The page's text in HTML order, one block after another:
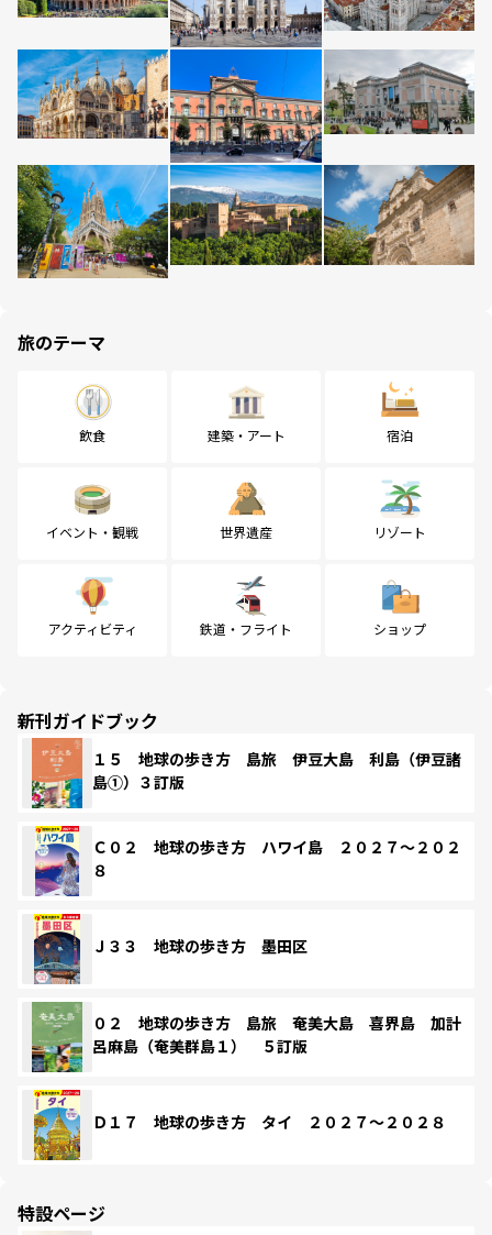
旅のテーマ
飲食 建築・アート 宿泊
イベント・観戦 世界遺産 リゾート
アクティビティ 鉄道・フライト ショップ
新刊ガイドブック
１５ 地球の歩き方 島旅 伊豆大島 利島（伊豆諸
島①）３訂版
Ｃ０２ 地球の歩き方 ハワイ島 ２０２７～２０２
８
Ｊ３３ 地球の歩き方 墨田区
０２ 地球の歩き方 島旅 奄美大島 喜界島 加計
呂麻島（奄美群島１） ５訂版
Ｄ１７ 地球の歩き方 タイ ２０２７～２０２８
特設ページ